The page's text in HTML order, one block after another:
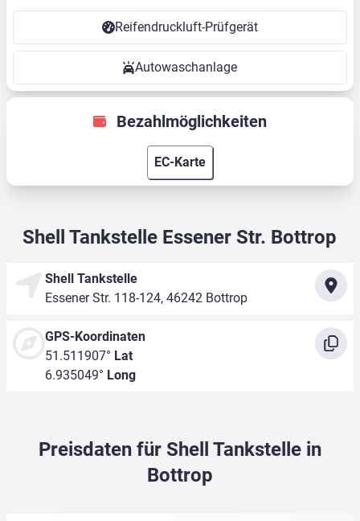
Reifendruckluft-Prüfgerät
Autowaschanlage
Bezahlmöglichkeiten
EC-Karte
Shell Tankstelle Essener Str. Bottrop
Shell Tankstelle
Essener Str. 118-124, 46242 Bottrop
GPS-Koordinaten
51.511907° Lat
6.935049° Long
Preisdaten für Shell Tankstelle in
Bottrop